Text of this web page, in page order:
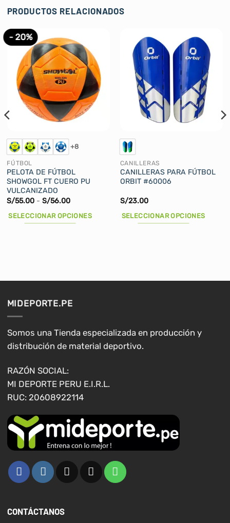
PRODUCTOS RELACIONADOS
- 20%
+8
FÚTBOL
PELOTA DE FÚTBOL
SHOWGOL FT CUERO PU
VULCANIZADO
S/55.00 - S/56.00Rango
precios:
desde
SELECCIONAR OPCIONES
se
pueden
elegir
en
página
de
producto
CANILLERAS
CANILLERAS PARA FÚTBOL
ORBIT #60006
S/23.00
SELECCIONAR OPCIONES
elegir
en
MIDEPORTE.PE
Somos una Tienda especializada en producción y
distribución de material deportivo.
RAZÓN SOCIAL:
MI DEPORTE PERU E.I.R.L.
RUC: 20608922114
CONTÁCTANOS